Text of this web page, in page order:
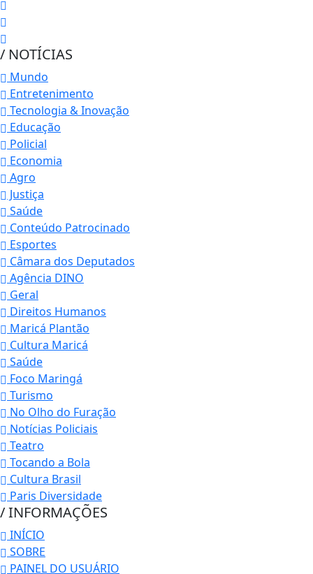
/ NOTÍCIAS
Mundo
Entretenimento
Tecnologia & Inovação
Educação
Policial
Economia
Agro
Justiça
Saúde
Conteúdo Patrocinado
Esportes
Câmara dos Deputados
Agência DINO
Geral
Direitos Humanos
Maricá Plantão
Cultura Maricá
Saúde
Foco Maringá
Turismo
No Olho do Furação
Notícias Policiais
Teatro
Tocando a Bola
Cultura Brasil
Paris Diversidade
/ INFORMAÇÕES
INÍCIO
SOBRE
PAINEL DO USUÁRIO